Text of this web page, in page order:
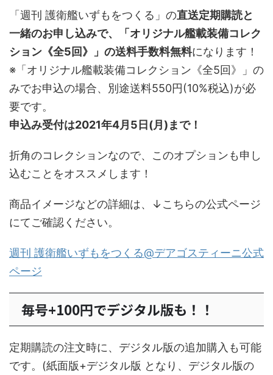
「週刊 護衛艦いずもをつくる」の直送定期購読と
一緒のお申し込みで、「オリジナル艦載装備コレク
ション《全5回》」の送料手数料無料になります！
※「オリジナル艦載装備コレクション《全5回》」の
みでお申込の場合、別途送料550円(10%税込)が必
要です。
申込み受付は2021年4月5日(月)まで！
折角のコレクションなので、このオプションも申し
込むことをオススメします！
商品イメージなどの詳細は、↓こちらの公式ページ
にてご確認ください。
週刊 護衛艦いずもをつくる@デアゴスティーニ公式
ページ
毎号+100円でデジタル版も！！
定期購読の注文時に、デジタル版の追加購入も可能
です。(紙面版+デジタル版 となり、デジタル版の